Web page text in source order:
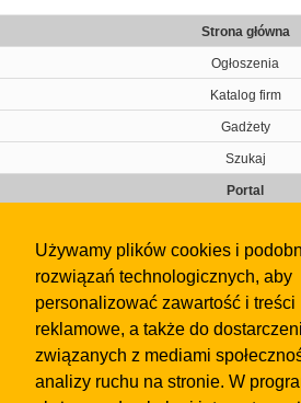
Używamy plików cookies i
rozwiązań technologicznych, aby
personalizować zawartość i treści
reklamowe, a także do
związanych z mediami
analizy ruchu na stronie. W
Strona główna
Ogłoszenia
Katalog firm
Gadżety
Szukaj
Portal
Kontakt
Regulamin
Gazeta
Olkusz